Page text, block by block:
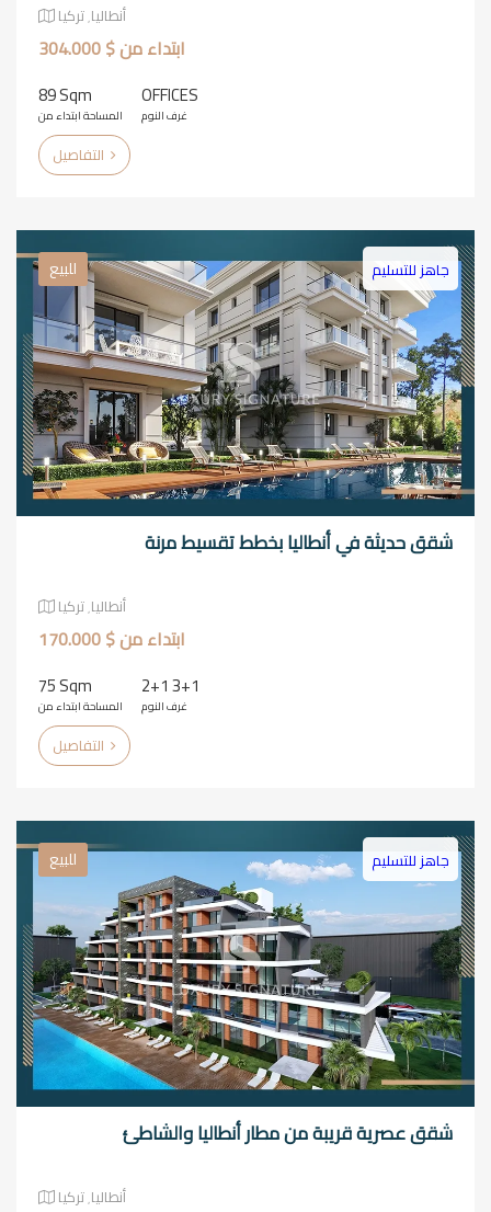
أنطاليا٬ تركيا
ابتداء من $ 304.000
89 Sqm
المساحة ابتداء من
OFFICES
غرف النوم
للبيع جاهز للتسليم
شقق حديثة في أنطاليا بخطط تقسيط مرنة
أنطاليا٬ تركيا
ابتداء من $ 170.000
75 Sqm
المساحة ابتداء من
2+1 3+1
غرف النوم
للبيع جاهز للتسليم
شقق عصرية قريبة من مطار أنطاليا والشاطئ
أنطاليا٬ تركيا